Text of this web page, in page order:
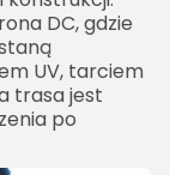
DC, gdzie
UV, tarciem
trasa jest
po